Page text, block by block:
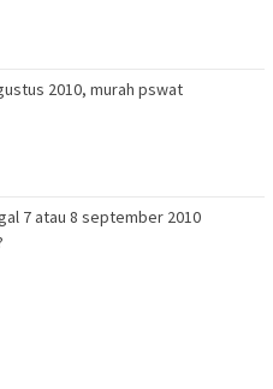
2010, murah pswat
7 atau 8 september 2010